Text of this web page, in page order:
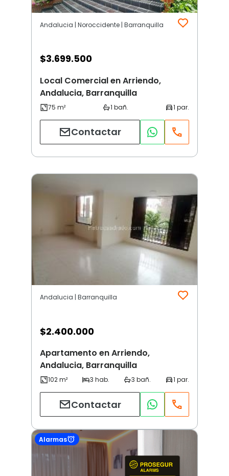
Andalucia | Noroccidente | Barranquilla
$3.699.500
Local Comercial en Arriendo,
Andalucia, Barranquilla
Contactar
Andalucia | Barranquilla
$2.400.000
Apartamento en Arriendo,
Andalucia, Barranquilla
Contactar
Alarmas